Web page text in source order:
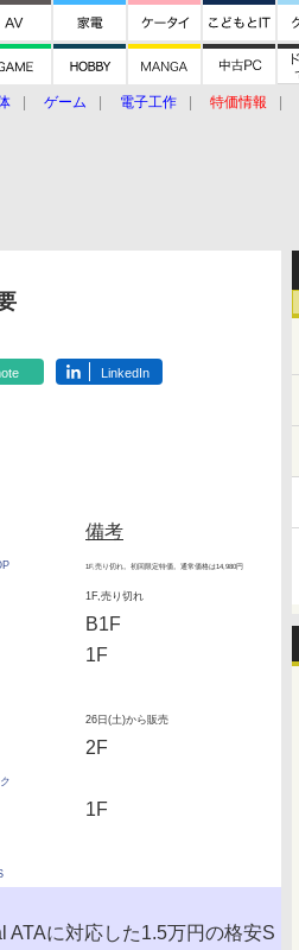
ゲーム 電子工作 特価情報
LinkedIn
備考
1F,売り切れ。初回限定特価。通常価格は14,980円
1F,売り切れ
B1F
1F
26日(土)から販売
2F
1F
に対応した1.5万円の格安S